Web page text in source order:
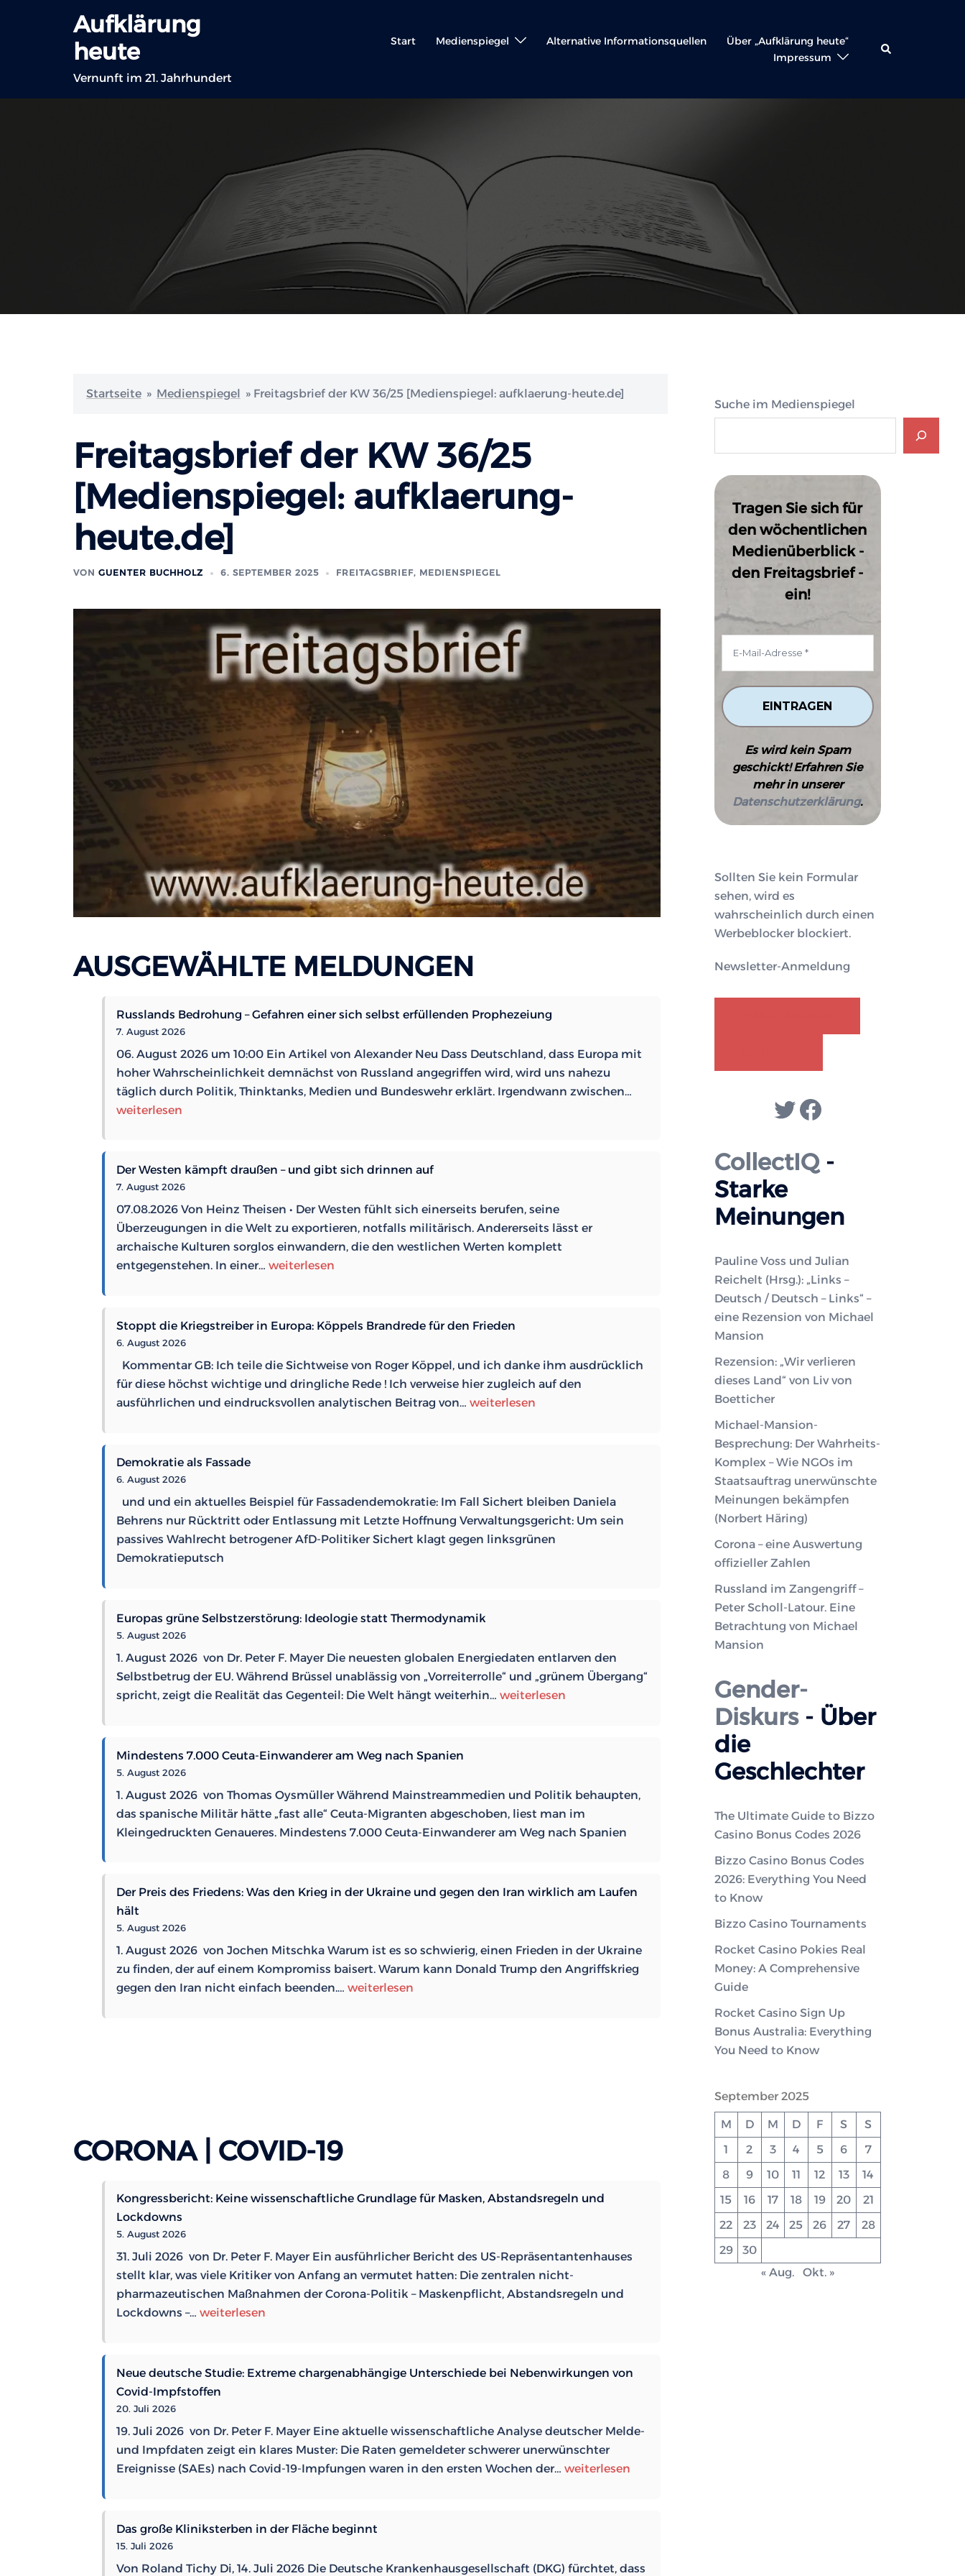
Aufklärung
heute
Vernunft im 21. Jahrhundert
Start Medienspiegel Alternative Informationsquellen
Über „Aufklärung heute“
Impressum
Suche
Startseite » Medienspiegel » Freitagsbrief der KW 36/25 [Medienspiegel: aufklaerung-heute.de]
Freitagsbrief der KW 36/25
[Medienspiegel: aufklaerung-
heute.de]
VON GUENTER BUCHHOLZ 6. SEPTEMBER 2025 FREITAGSBRIEF, MEDIENSPIEGEL
AUSGEWÄHLTE MELDUNGEN
Russlands Bedrohung – Gefahren einer sich selbst erfüllenden Prophezeiung
7. August 2026
06. August 2026 um 10:00 Ein Artikel von Alexander Neu Dass Deutschland, dass Europa mit
hoher Wahrscheinlichkeit demnächst von Russland angegriffen wird, wird uns nahezu
täglich durch Politik, Thinktanks, Medien und Bundeswehr erklärt. Irgendwann zwischen…
weiterlesen
Der Westen kämpft draußen – und gibt sich drinnen auf
7. August 2026
07.08.2026 Von Heinz Theisen • Der Westen fühlt sich einerseits berufen, seine
Überzeugungen in die Welt zu exportieren, notfalls militärisch. Andererseits lässt er
archaische Kulturen sorglos einwandern, die den westlichen Werten komplett
entgegenstehen. In einer… Der
draußen
und
gibt
sich
weiterlesen
Stoppt die Kriegstreiber in Europa: Köppels Brandrede für den Frieden
6. August 2026
Kommentar GB: Ich teile die Sichtweise von Roger Köppel, und ich danke ihm ausdrücklich
für diese höchst wichtige und dringliche Rede ! Ich verweise hier zugleich auf den
ausführlichen und eindrucksvollen analytischen Beitrag von… Stoppt
Köppels
Brandrede
weiterlesen
Demokratie als Fassade
6. August 2026
und und ein aktuelles Beispiel für Fassadendemokratie: Im Fall Sichert bleiben Daniela
Behrens nur Rücktritt oder Entlassung mit Letzte Hoffnung Verwaltungsgericht: Um sein
passives Wahlrecht betrogener AfD-Politiker Sichert klagt gegen linksgrünen
Demokratieputsch
Europas grüne Selbstzerstörung: Ideologie statt Thermodynamik
5. August 2026
1. August 2026 von Dr. Peter F. Mayer Die neuesten globalen Energiedaten entlarven den
Selbstbetrug der EU. Während Brüssel unablässig von „Vorreiterrolle“ und „grünem Übergang“
spricht, zeigt die Realität das Gegenteil: Die Welt hängt weiterhin… Europas
Thermodynamik
weiterlesen
Mindestens 7.000 Ceuta-Einwanderer am Weg nach Spanien
5. August 2026
1. August 2026 von Thomas Oysmüller Während Mainstreammedien und Politik behaupten,
das spanische Militär hätte „fast alle“ Ceuta-Migranten abgeschoben, liest man im
Kleingedruckten Genaueres. Mindestens 7.000 Ceuta-Einwanderer am Weg nach Spanien
Der Preis des Friedens: Was den Krieg in der Ukraine und gegen den Iran wirklich am Laufen
hält
5. August 2026
1. August 2026 von Jochen Mitschka Warum ist es so schwierig, einen Frieden in der Ukraine
zu finden, der auf einem Kompromiss baisert. Warum kann Donald Trump den Angriffskrieg
gegen den Iran nicht einfach beenden.… Der
gegen
wirklich
Laufen
weiterlesen
CORONA | COVID-19
Kongressbericht: Keine wissenschaftliche Grundlage für Masken, Abstandsregeln und
Lockdowns
5. August 2026
31. Juli 2026 von Dr. Peter F. Mayer Ein ausführlicher Bericht des US-Repräsentantenhauses
stellt klar, was viele Kritiker von Anfang an vermutet hatten: Die zentralen nicht-
pharmazeutischen Maßnahmen der Corona-Politik – Maskenpflicht, Abstandsregeln und
Lockdowns –… Kongressbericht:
Grundlage
für
Abstandsregeln
und
Lockdowns
weiterlesen
Neue deutsche Studie: Extreme chargenabhängige Unterschiede bei Nebenwirkungen von
Covid-Impfstoffen
20. Juli 2026
19. Juli 2026 von Dr. Peter F. Mayer Eine aktuelle wissenschaftliche Analyse deutscher Melde-
und Impfdaten zeigt ein klares Muster: Die Raten gemeldeter schwerer unerwünschter
Ereignisse (SAEs) nach Covid-19-Impfungen waren in den ersten Wochen der… Neue
Unterschiede
weiterlesen
Das große Kliniksterben in der Fläche beginnt
15. Juli 2026
Von Roland Tichy Di, 14. Juli 2026 Die Deutsche Krankenhausgesellschaft (DKG) fürchtet, dass
Suche im Medienspiegel
Tragen Sie sich für
den wöchentlichen
Medienüberblick -
den Freitagsbrief -
ein!
Es wird kein Spam
geschickt! Erfahren Sie
mehr in unserer
Datenschutzerklärung.
Sollten Sie kein Formular
sehen, wird es
wahrscheinlich durch einen
Werbeblocker blockiert.
Newsletter-Anmeldung
Twitter
Facebook
CollectIQ-
Starke
Meinungen
Pauline Voss und Julian
Reichelt (Hrsg.): „Links –
Deutsch / Deutsch – Links“ –
eine Rezension von Michael
Mansion
Rezension: „Wir verlieren
dieses Land“ von Liv von
Boetticher
Michael-Mansion-
Besprechung: Der Wahrheits-
Komplex – Wie NGOs im
Staatsauftrag unerwünschte
Meinungen bekämpfen
(Norbert Häring)
Corona – eine Auswertung
offizieller Zahlen
Russland im Zangengriff –
Peter Scholl-Latour. Eine
Betrachtung von Michael
Mansion
Gender-
Diskurs- Über
die
Geschlechter
The Ultimate Guide to Bizzo
Casino Bonus Codes 2026
Bizzo Casino Bonus Codes
2026: Everything You Need
to Know
Bizzo Casino Tournaments
Rocket Casino Pokies Real
Money: A Comprehensive
Guide
Rocket Casino Sign Up
Bonus Australia: Everything
You Need to Know
September 2025
M D M D F S
S
1
2 3 4 5 6
7
8
9 10 11 12 13
14
15
16 17 18 19 20
21
22
23 24 25 26 27
28
29
30
« Aug.
Okt. »